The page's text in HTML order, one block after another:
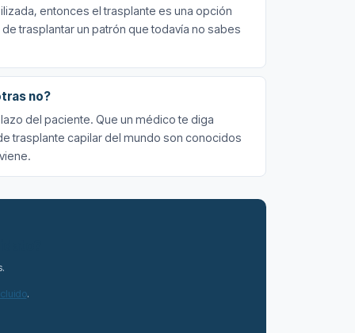
entonces el trasplante es una opción
trasplantar un patrón que todavía no sabes
no?
del paciente. Que un médico te diga
trasplante capilar del mundo son conocidos
.